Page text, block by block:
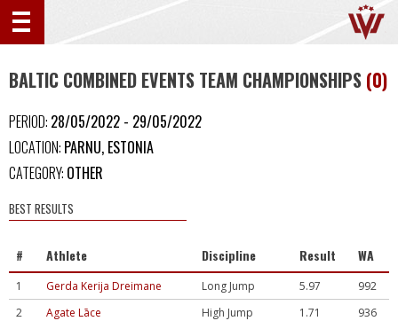
BALTIC COMBINED EVENTS TEAM CHAMPIONSHIPS (0)
PERIOD: 28/05/2022 - 29/05/2022
LOCATION: PARNU, ESTONIA
CATEGORY: OTHER
BEST RESULTS
# Athlete Discipline Result WA
1 Gerda Kerija Dreimane Long Jump 5.97
992
2
Agate Lāce High Jump 1.71
936